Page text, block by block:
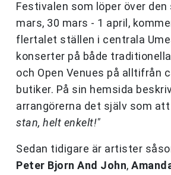
Festivalen som löper över
mars, 30 mars - 1 april,
flertalet ställen i centrala
konserter på både
och Open Venues på alltifrån
butiker. På sin hemsida
arrangörerna det själv som att
stan, helt enkelt!"
Sedan tidigare är artister
Peter Bjorn And John,